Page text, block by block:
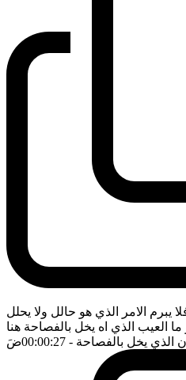
يبرم الامر الذي هو حالل ولا يحلل
ما العيب الذي اه يخل بالفصاحة هنا
الذي يخل بالفصاحة - 00:00:27 ضَ